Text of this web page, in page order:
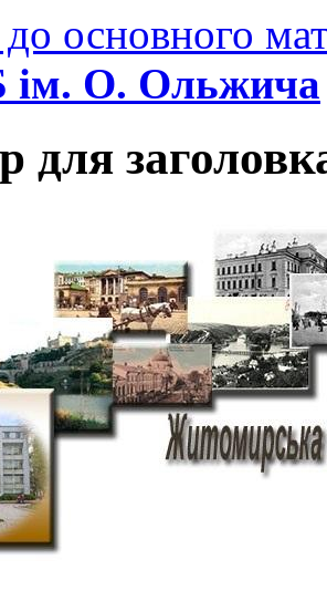
основного
О. Ольжича
для